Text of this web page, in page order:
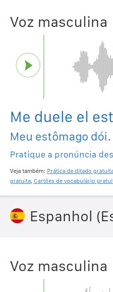
Voz masculina
Me duele el
Meu estômago dói.
Pratique a pronúncia
Veja também: Prática de ditado
gratuita, Cartões de vocabulário
Espanhol
Voz masculina